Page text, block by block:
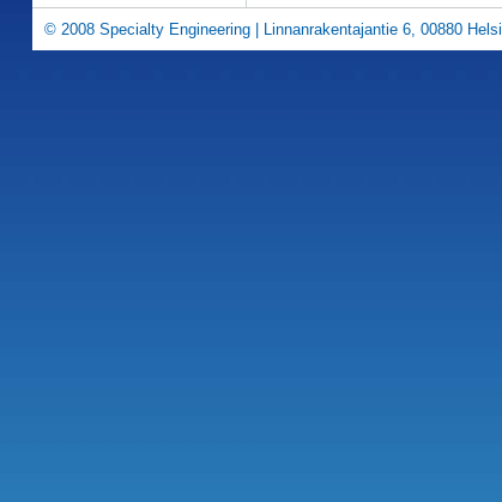
© 2008 Specialty Engineering | Linnanrakentajantie 6, 00880